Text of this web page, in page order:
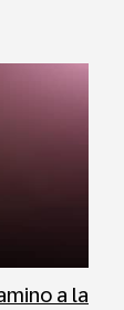
a la